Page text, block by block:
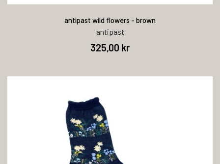
antipast wild flowers - brown
antipast
325,00 kr